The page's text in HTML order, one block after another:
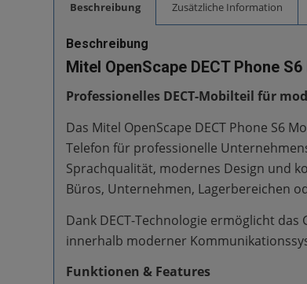
Beschreibung Zusätzliche Information
Beschreibung
Mitel OpenScape DECT Phone
Professionelles DECT-Mobilteil für
Das Mitel OpenScape DECT Phone S6
Telefon für professionelle
Sprachqualität, modernes Design und
Büros, Unternehmen, Lagerbereichen
Dank DECT-Technologie ermöglicht
innerhalb moderner
Funktionen & Features